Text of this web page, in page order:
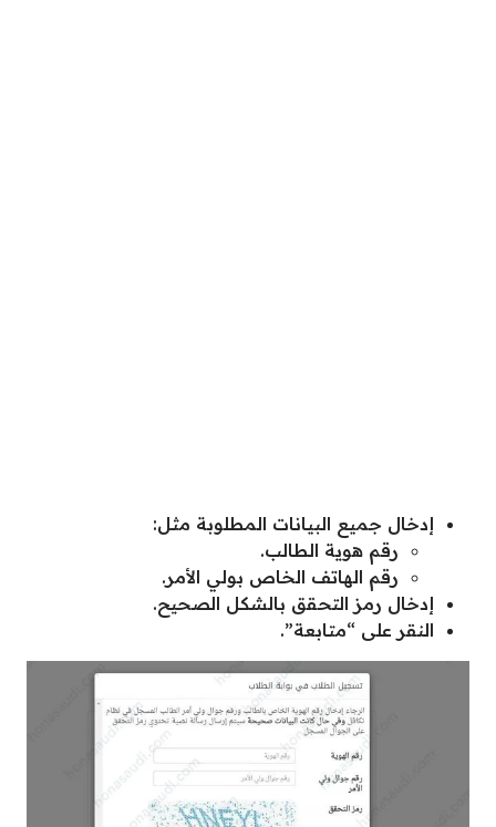
إدخال جميع البيانات المطلوبة مثل:
رقم هوية الطالب.
رقم الهاتف الخاص بولي الأمر.
إدخال رمز التحقق بالشكل الصحيح.
النقر على “متابعة”.